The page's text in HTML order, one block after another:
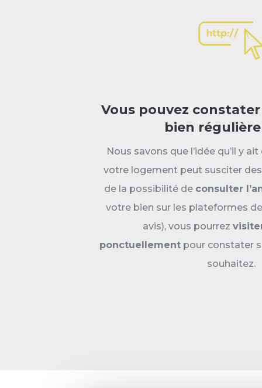
Vous pouvez
bien
Nous savons que l’idée qu’il y
votre logement peut susciter
de la possibilité de consulter
votre bien sur les plateformes
avis), vous pourrez
ponctuellement pour constater
souhaitez.